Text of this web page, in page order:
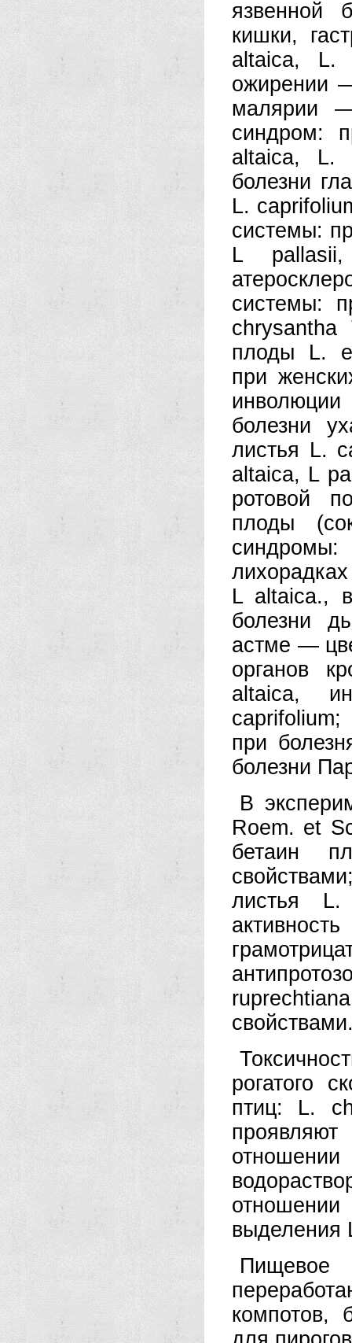
язвенной
кишки,
altaica, L.
ожирении
малярии
синдром:
altaica, L.
болезни
L.
системы:
L
системы:
плоды L.
при
болезни
листья L.
altaica, L
ротовой
плоды
L altaica.,
болезни
астме —
органов
altaica,
при
болезни
В
Roem. et
бетаин
листья L.
рогатого
птиц: L.
отношении
выделения
компотов,